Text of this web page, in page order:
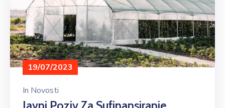
19/07/2023
In Novosti